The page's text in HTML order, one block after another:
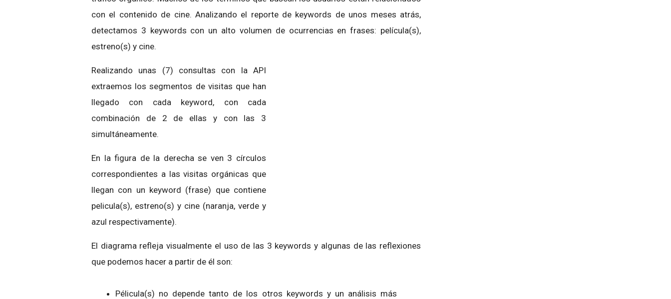
con el contenido de cine. Analizando el reporte de keywords de unos meses atrás,
detectamos 3 keywords con un alto volumen de ocurrencias en frases: película(s),
estreno(s) y cine.
Realizando unas (7) consultas con la API
extraemos los segmentos de visitas que han
llegado con cada keyword, con cada
combinación de 2 de ellas y con las 3
simultáneamente.
En la figura de la derecha se ven 3 círculos
correspondientes a las visitas orgánicas que
llegan con un keyword (frase) que contiene
pelicula(s), estreno(s) y cine (naranja, verde y
azul respectivamente).
El diagrama refleja visualmente el uso de las 3 keywords y algunas de las reflexiones
que podemos hacer a partir de él son:
Pélicula(s) no depende tanto de los otros keywords y un análisis más